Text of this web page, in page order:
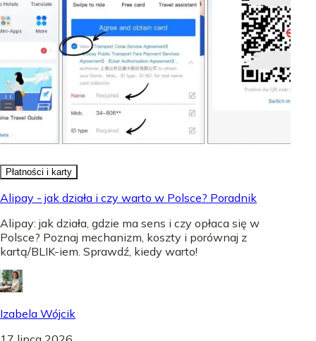
Płatności i karty
Alipay - jak działa i czy warto w Polsce? Poradnik
Alipay: jak działa, gdzie ma sens i czy opłaca się w
Polsce? Poznaj mechanizm, koszty i porównaj z
kartą/BLIK-iem. Sprawdź, kiedy warto!
Izabela Wójcik